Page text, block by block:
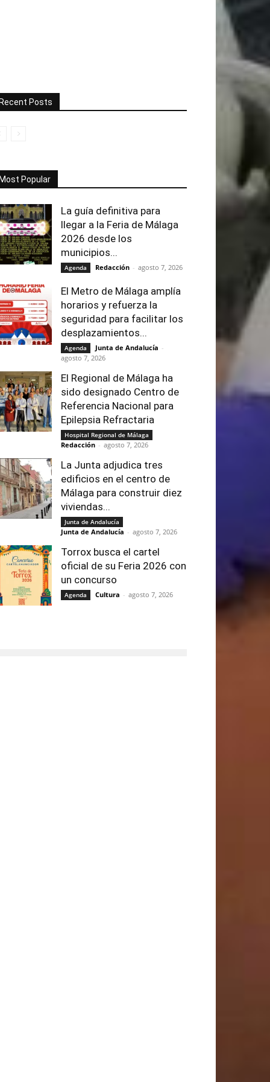
Posts
Popular
La guía definitiva para
llegar a la Feria de Málaga
2026 desde los
municipios...
Agenda Redacción - agosto 7, 2026
El Metro de Málaga amplía
horarios y refuerza la
seguridad para facilitar los
desplazamientos...
Agenda Junta de Andalucía -
agosto 7, 2026
El Regional de Málaga ha
sido designado Centro de
Referencia Nacional para
Epilepsia Refractaria
Hospital Regional de Málaga
Redacción - agosto 7, 2026
La Junta adjudica tres
edificios en el centro de
Málaga para construir diez
viviendas...
Junta de Andalucía
Junta de Andalucía - agosto 7, 2026
Torrox busca el cartel
oficial de su Feria 2026 con
un concurso
Agenda Cultura - agosto 7, 2026